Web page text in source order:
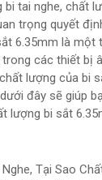
bi tai nghe, chất
trọng quyết
6.35mm là một
các thiết bị
lượng của bi
đây sẽ giúp
lượng bi sắt